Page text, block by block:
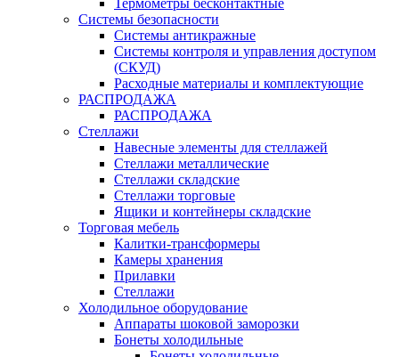
Термометры бесконтактные
Системы безопасности
Системы антикражные
Системы контроля и управления доступом
(СКУД)
Расходные материалы и комплектующие
РАСПРОДАЖА
РАСПРОДАЖА
Стеллажи
Навесные элементы для стеллажей
Стеллажи металлические
Стеллажи складские
Стеллажи торговые
Ящики и контейнеры складские
Торговая мебель
Калитки-трансформеры
Камеры хранения
Прилавки
Стеллажи
Холодильное оборудование
Аппараты шоковой заморозки
Бонеты холодильные